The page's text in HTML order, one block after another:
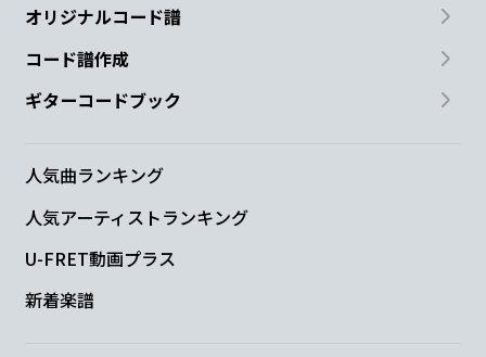
オリジナルコード譜
コード譜作成
ギターコードブック
人気曲ランキング
人気アーティストランキング
U-FRET動画プラス
新着楽譜